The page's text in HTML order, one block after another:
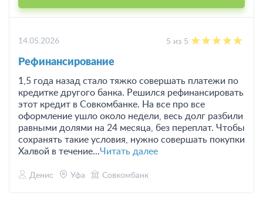
14.05.2026 5 из 5
Рефинансирование
1,5 года назад стало тяжко совершать платежи по
кредитке другого банка. Решился рефинансировать
этот кредит в Совкомбанке. На все про все
оформление ушло около недели, весь долг разбили
равными долями на 24 месяца, без переплат. Чтобы
сохранять такие условия, нужно совершать покупки
Халвой в течение...Читать далее
Денис Уфа Совкомбанк